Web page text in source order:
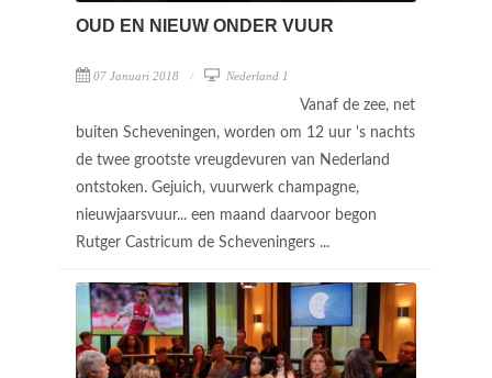
OUD EN NIEUW ONDER VUUR
07 Januari 2018 Nederland 1
Vanaf de zee, net
buiten Scheveningen, worden om 12 uur 's nachts
de twee grootste vreugdevuren van Nederland
ontstoken. Gejuich, vuurwerk champagne,
nieuwjaarsvuur... een maand daarvoor begon
Rutger Castricum de Scheveningers ...